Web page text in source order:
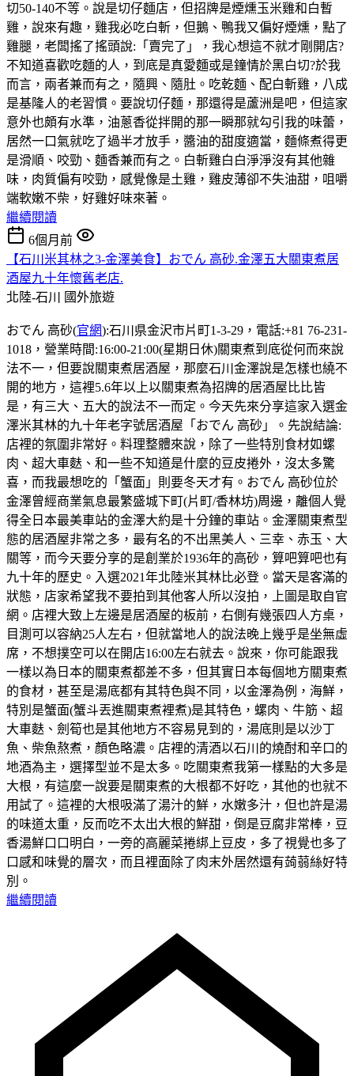
切50-140不等。說是切仔麵店，但招牌是煙燻玉米雞和白暫
雞，說來有趣，雞我必吃白斬，但鵝、鴨我又偏好煙燻，點了
雞腿，老闆搖了搖頭說:「賣完了」，我心想這不就才剛開店?
不知道喜歡吃麵的人，到底是真愛麵或是鐘情於黑白切?於我
而言，兩者兼而有之，隨興、隨肚。吃乾麵、配白斬雞，八成
是基隆人的老習慣。要說切仔麵，那還得是蘆洲是吧，但這家
意外也頗有水準，油蔥香從拌開的那一瞬那就勾引我的味蕾，
居然一口氣就吃了過半才放手，醬油的甜度適當，麵條煮得更
是滑順、咬勁、麵香兼而有之。白斬雞白白淨淨沒有其他雜
味，肉質偏有咬勁，感覺像是土雞，雞皮薄卻不失油甜，咀嚼
端軟嫩不柴，好雞好味來著。
繼續閱讀
6個月前
【石川米其林之3-金澤美食】おでん 高砂.金澤五大關東煮居
酒屋九十年懷舊老店.
北陸-石川
國外旅遊
おでん 高砂(官網):石川県金沢市片町1-3-29，電話:+81 76-231-
1018，營業時間:16:00-21:00(星期日休)關東煮到底從何而來說
法不一，但要說關東煮居酒屋，那麼石川金澤說是怎樣也繞不
開的地方，這裡5.6年以上以關東煮為招牌的居酒屋比比皆
是，有三大、五大的說法不一而定。今天先來分享這家入選金
澤米其林的九十年老字號居酒屋「おでん 高砂」。先說結論:
店裡的氛圍非常好。料理整體來說，除了一些特別食材如螺
肉、超大車麩、和一些不知道是什麼的豆皮捲外，沒太多驚
喜，而我最想吃的「蟹面」則要冬天才有。おでん 高砂位於
金澤曾經商業氣息最繁盛城下町(片町/香林坊)周邊，離個人覺
得全日本最美車站的金澤大約是十分鐘的車站。金澤關東煮型
態的居酒屋非常之多，最有名的不出黑美人、三幸、赤玉、大
關等，而今天要分享的是創業於1936年的高砂，算吧算吧也有
九十年的歷史。入選2021年北陸米其林比必登。當天是客滿的
狀態，店家希望我不要拍到其他客人所以沒拍，上圖是取自官
網。店裡大致上左邊是居酒屋的板前，右側有幾張四人方桌，
目測可以容納25人左右，但就當地人的說法晚上幾乎是坐無虛
席，不想撲空可以在開店16:00左右就去。說來，你可能跟我
一樣以為日本的關東煮都差不多，但其實日本每個地方關東煮
的食材，甚至是湯底都有其特色與不同，以金澤為例，海鮮，
特別是蟹面(蟹斗丟進關東煮裡煮)是其特色，螺肉、牛筋、超
大車麩、劍筍也是其他地方不容易見到的，湯底則是以沙丁
魚、柴魚熬煮，顏色略濃。店裡的清酒以石川的燒酎和辛口的
地酒為主，選擇型並不是太多。吃關東煮我第一樣點的大多是
大根，有這麼一說要是關東煮的大根都不好吃，其他的也就不
用試了。這裡的大根吸滿了湯汁的鮮，水嫩多汁，但也許是湯
的味道太重，反而吃不太出大根的鮮甜，倒是豆腐非常棒，豆
香湯鮮口口明白，一旁的高麗菜捲綁上豆皮，多了視覺也多了
口感和味覺的層次，而且裡面除了肉末外居然還有蒟蒻絲好特
別。
繼續閱讀